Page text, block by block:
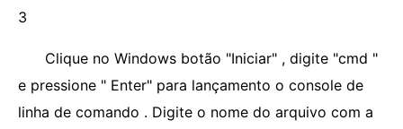
3
Clique no Windows botão "Iniciar" , digite "cmd "
e pressione " Enter" para lançamento o console de
linha de comando . Digite o nome do arquivo com a